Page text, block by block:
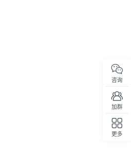
咨询
加群
更多